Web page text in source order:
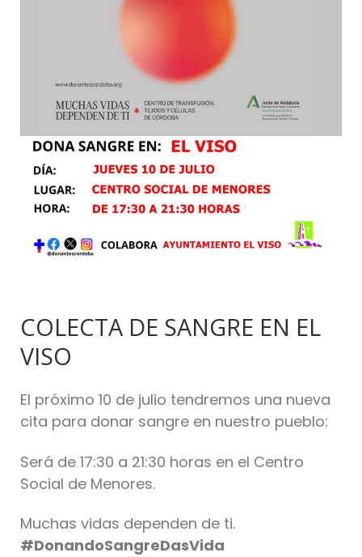
COLECTA DE SANGRE EN EL
VISO
El próximo 10 de julio tendremos una nueva
cita para donar sangre en nuestro pueblo:
Será de 17:30 a 21:30 horas en el Centro
Social de Menores.
Muchas vidas dependen de ti.
#DonandoSangreDasVida